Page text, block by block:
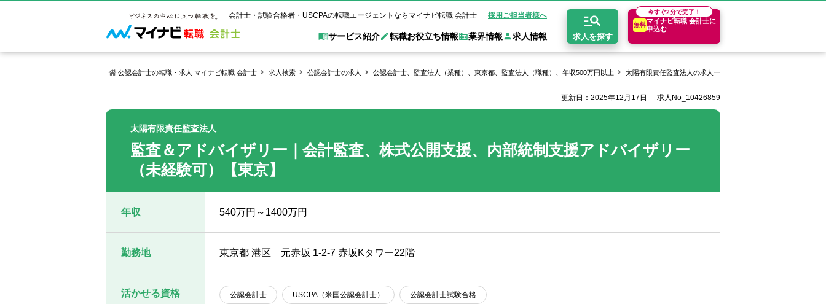
会計士・試験合格者・USCPAの転職エージェントならマイナビ転職 会計士 採用ご担当者様へ
求人を探す
今すぐ2分で完了！
無料
マイナビ転職 会計士に
申込む
サービス紹介
サービス紹介
よくあるご質問
ご利用の流れ
キャリアアドバイザーのご紹介
非公開求人とは？
転職お役立ち情報
転職お役立ち情報
はじめての転職の方へ
2回目以降の転職の方へ
USCPAの転職
転職活動お役立ちコンテンツ
会計士・試験合格者の転職Q&A キャリア診断
業界情報
業界情報
試験科目一覧
試験合格後の流れ
会計士が活躍できる転職先 会計事務所・税理士法人
求人情報
求人情報
公認会計士試験合格
USCPA（米国公認会計士）
エリア別求人情報
関西
公認会計士の転職・求人 マイナビ転職 会計士 求人検索 公認会計士の求人 公認会計士、監査法人（業種）、東京都、監査法人（職種）、年収500万円以上 太陽有限責任監査法人の求人一覧
更新日：2025年12月17日 求人No_10426859
太陽有限責任監査法人
監査＆アドバイザリー｜会計監査、株式公開支援、内部統制支援アドバイザリー
（未経験可）【東京】
年収 540万円～1400万円
勤務地 東京都 港区 元赤坂 1-2-7 赤坂Kタワー22階
活かせる資格 公認会計士 USCPA（米国公認会計士） 公認会計士試験合格